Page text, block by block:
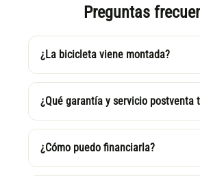
Preguntas
¿La bicicleta viene montada?
¿Qué garantía y servicio postventa
¿Cómo puedo financiarla?